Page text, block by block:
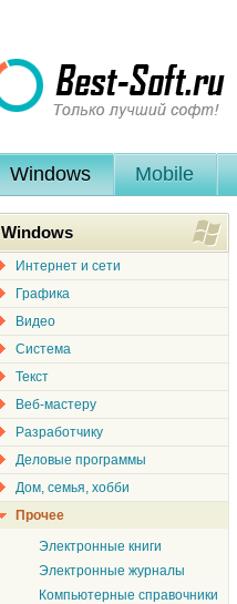
Windows Mobile
Windows
Интернет и сети
Графика
Видео
Система
Текст
Веб-мастеру
Разработчику
Деловые программы
Дом, семья, хобби
Прочее
Электронные книги
Электронные журналы
Компьютерные справочники